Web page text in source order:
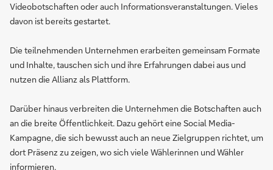
Videobotschaften oder auch Informationsveranstaltungen. Vieles
davon ist bereits gestartet.
Die teilnehmenden Unternehmen erarbeiten gemeinsam Formate
und Inhalte, tauschen sich und ihre Erfahrungen dabei aus und
nutzen die Allianz als Plattform.
Darüber hinaus verbreiten die Unternehmen die Botschaften auch
an die breite Öffentlichkeit. Dazu gehört eine Social Media-
Kampagne, die sich bewusst auch an neue Zielgruppen richtet, um
dort Präsenz zu zeigen, wo sich viele Wählerinnen und Wähler
informieren.